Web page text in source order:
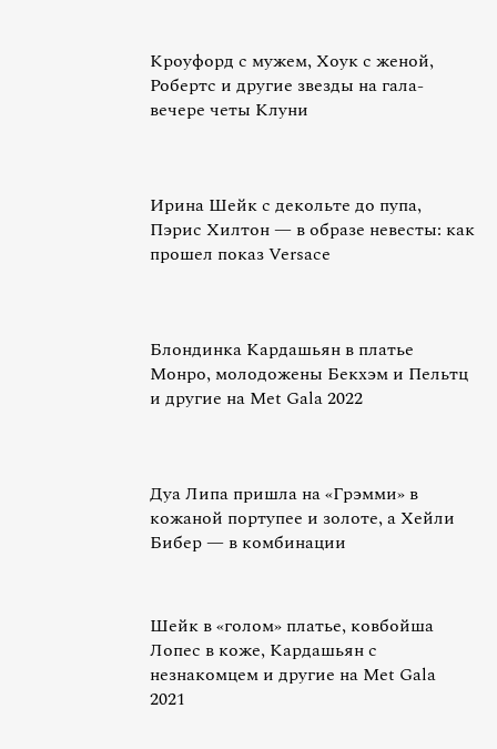
Кроуфорд с мужем, Хоук с женой,
Робертс и другие звезды на гала-
вечере четы Клуни
Ирина Шейк с декольте до пупа,
Пэрис Хилтон — в образе невесты: как
прошел показ Versace
Блондинка Кардашьян в платье
Монро, молодожены Бекхэм и Пельтц
и другие на Met Gala 2022
Дуа Липа пришла на «Грэмми» в
кожаной портупее и золоте, а Хейли
Бибер — в комбинации
Шейк в «голом» платье, ковбойша
Лопес в коже, Кардашьян с
незнакомцем и другие на Met Gala
2021